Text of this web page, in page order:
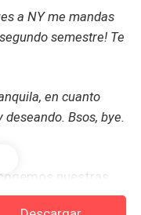
a NY me mandas
semestre! Te
en cuanto
Bsos, bye.
nuestras
a uno de los de la